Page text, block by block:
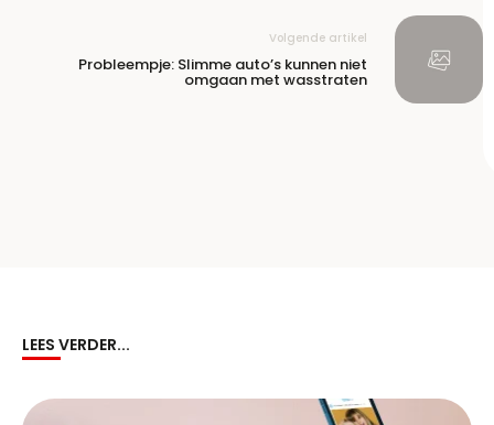
Volgende artikel
Probleempje: Slimme auto’s kunnen niet
omgaan met wasstraten
LEES VERDER...